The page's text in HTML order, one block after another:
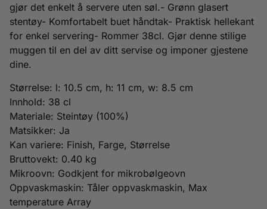
gjør det enkelt å servere uten søl.- Grønn glasert
stentøy- Komfortabelt buet håndtak- Praktisk hellekant
for enkel servering- Rommer 38cl. Gjør denne stilige
muggen til en del av ditt servise og imponer gjestene
dine.
Størrelse: l: 10.5 cm, h: 11 cm, w: 8.5 cm
Innhold: 38 cl
Materiale: Steintøy (100%)
Matsikker: Ja
Kan variere: Finish, Farge, Størrelse
Bruttovekt: 0.40 kg
Mikroovn: Godkjent for mikrobølgeovn
Oppvaskmaskin: Tåler oppvaskmaskin, Max
temperature Array